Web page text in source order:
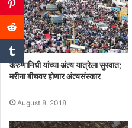
करुणानिधी यांच्या अंत्य यात्रेला सुरवात;
मरीना बीचवर होणार अंत्यसंस्कार
August 8, 2018